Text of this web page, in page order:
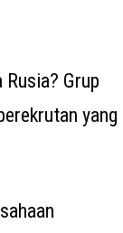
Grup
yang